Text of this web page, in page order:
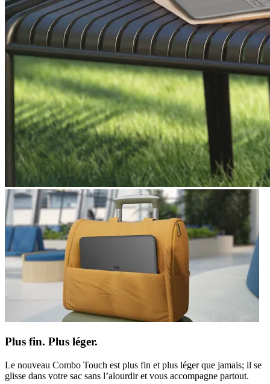
Plus fin. Plus léger.
Le nouveau Combo Touch est plus fin et plus léger que jamais; il se
glisse dans votre sac sans l’alourdir et vous accompagne partout.